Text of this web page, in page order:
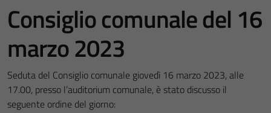
Consiglio comunale del 16
marzo 2023
Seduta del Consiglio comunale giovedì 16 marzo 2023, alle
17.00, presso l’auditorium comunale, è stato discusso il
seguente ordine del giorno: